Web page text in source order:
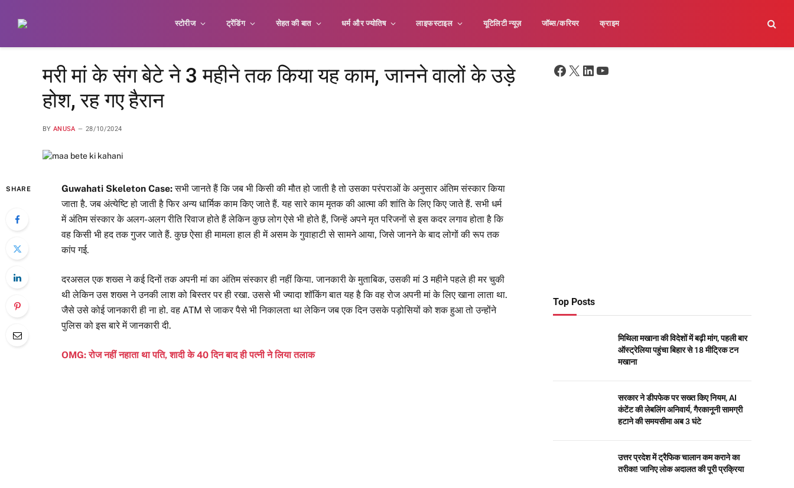
स्टोरीज ट्रेंडिंग सेहत की बात धर्म और ज्योतिष लाइफस्टाइल यूटिलिटी न्यूज़ जॉब्स/करियर क्राइम
मरी मां के संग बेटे ने 3 महीने तक किया यह काम, जानने वालों के उड़े
होश, रह गए हैरान
BY ANUSA 28/10/2024
SHARE Guwahati Skeleton Case:सभी जानते हैं कि जब भी किसी की मौत हो जाती है तो उसका परंपराओं के अनुसार अंतिम संस्कार किया
जाता है. जब अंत्येष्टि हो जाती है फिर अन्य धार्मिक काम किए जाते हैं. यह सारे काम मृतक की आत्मा की शांति के लिए किए जाते हैं. सभी धर्म
में अंतिम संस्कार के अलग-अलग रीति रिवाज होते हैं लेकिन कुछ लोग ऐसे भी होते हैं, जिन्हें अपने मृत परिजनों से इस कदर लगाव होता है कि
वह किसी भी हद तक गुजर जाते हैं. कुछ ऐसा ही मामला हाल ही में असम के गुवाहाटी से सामने आया, जिसे जानने के बाद लोगों की रूप तक
कांप गई.
दरअसल एक शख्स ने कई दिनों तक अपनी मां का अंतिम संस्कार ही नहीं किया. जानकारी के मुताबिक, उसकी मां 3 महीने पहले ही मर चुकी
थी लेकिन उस शख्स ने उनकी लाश को बिस्तर पर ही रखा. उससे भी ज्यादा शॉकिंग बात यह है कि वह रोज अपनी मां के लिए खाना लाता था.
जैसे उसे कोई जानकारी ही ना हो. वह ATM से जाकर पैसे भी निकालता था लेकिन जब एक दिन उसके पड़ोसियों को शक हुआ तो उन्होंने
पुलिस को इस बारे में जानकारी दी.
OMG: रोज नहीं नहाता था पति, शादी के 40 दिन बाद ही पत्नी ने लिया तलाक
Facebook
X LinkedIn
YouTube
Top Posts
मिथिला मखाना की विदेशों में बढ़ी मांग, पहली बार
ऑस्ट्रेलिया पहुंचा बिहार से 18 मीट्रिक टन
मखाना
सरकार ने डीपफेक पर सख्त किए नियम, AI
कंटेंट की लेबलिंग अनिवार्य, गैरकानूनी सामग्री
हटाने की समयसीमा अब 3 घंटे
उत्तर प्रदेश में ट्रैफिक चालान कम कराने का
तरीका! जानिए लोक अदालत की पूरी प्रक्रिया